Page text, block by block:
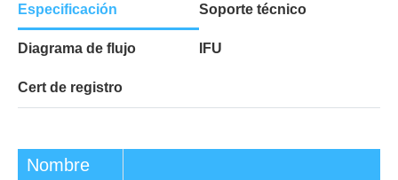
Especificación Soporte técnico
Diagrama de flujo IFU
Cert de registro
Nombre